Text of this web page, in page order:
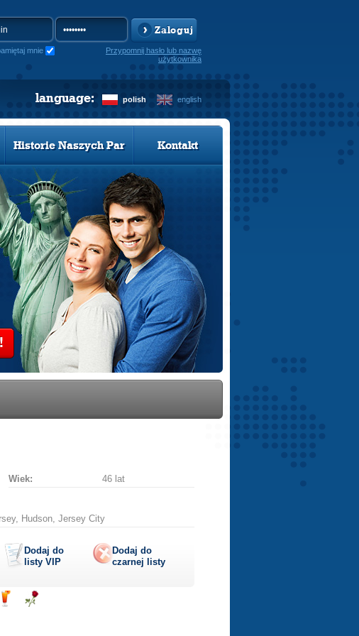
Zaloguj
mnie
Przypomnij hasło lub nazwę
użytkownika
polish english
language:
Historie Naszych Par Kontakt
Wiek:
46 lat
Hudson, Jersey City
Dodaj do
listy VIP
Dodaj do
czarnej listy